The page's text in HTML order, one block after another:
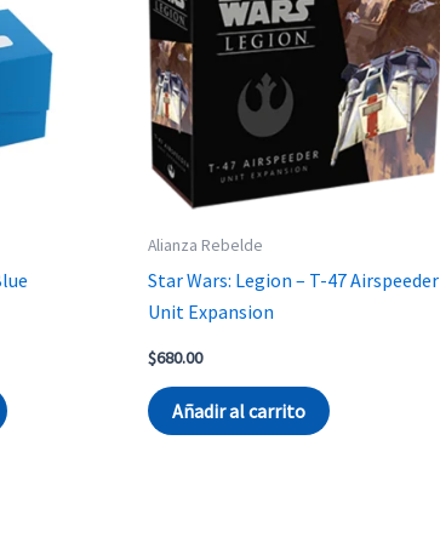
Alianza Rebelde
Star Wars: Legion – T-47 Airspeeder
Unit Expansion
$680.00
Añadir al carrito